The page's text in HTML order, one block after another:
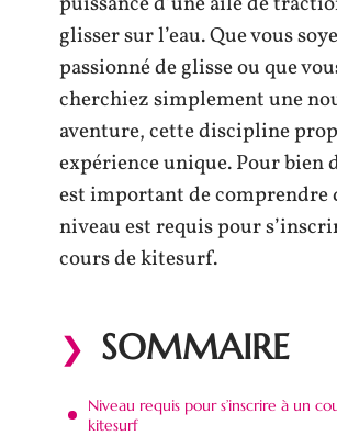
glisser sur l’eau. Que vous
passionné de glisse ou que
cherchiez simplement une
aventure, cette discipline
expérience unique. Pour bien
est important de comprendre
niveau est requis pour
cours de kitesurf.
SOMMAIRE
Niveau requis pour s’inscrire à un
kitesurf